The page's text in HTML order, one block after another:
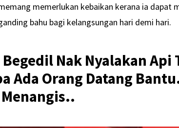
memerlukan kebaikan kerana ia dapat
bahu bagi kelangsungan hari demi hari.
Begedil Nak Nyalakan Api
Ada Orang Datang